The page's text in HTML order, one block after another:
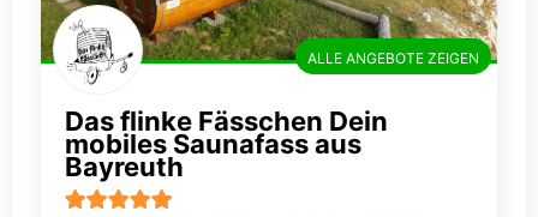
Das flinke Fässchen Dein
mobiles Saunafass aus
Bayreuth
ALLE ANGEBOTE ZEIGEN